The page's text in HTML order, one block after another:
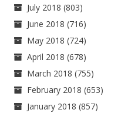
July 2018 (803)
June 2018 (716)
May 2018 (724)
April 2018 (678)
March 2018 (755)
February 2018 (653)
January 2018 (857)